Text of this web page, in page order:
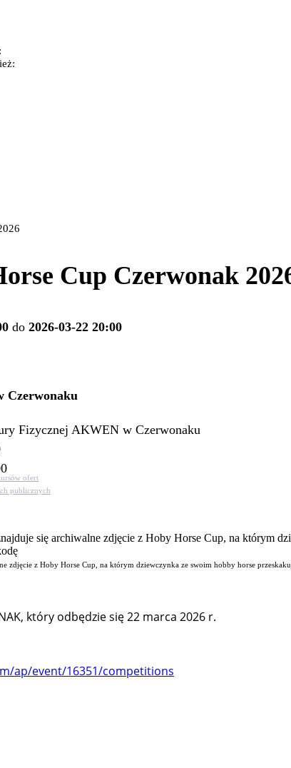
ofert
publicznych
Cup Czerwonak
do 2026-03-22 20:00
Czerwonaku
Fizycznej AKWEN w Czerwonaku
zdjęcie z Hoby Horse Cup, na którym dziewczynka ze swoim hobby horse
który odbędzie się 22 marca 2026 r.
ap/event/16351/competitions